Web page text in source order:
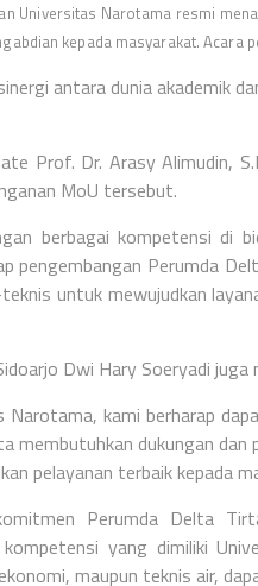
Universitas Narotama resmi
kepada masyarakat. Acara
antara dunia akademik
Prof. Dr. Arasy Alimudin,
MoU tersebut.
berbagai kompetensi di
pengembangan Perumda
untuk mewujudkan
Dwi Hary Soeryadi juga
Narotama, kami berharap
membutuhkan dukungan dan
pelayanan terbaik kepada
Perumda Delta
yang dimiliki
maupun teknis air,